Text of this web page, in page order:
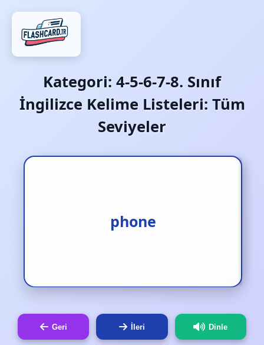
Kategori: 4-5-6-7-8. Sınıf
İngilizce Kelime Listeleri: Tüm
Seviyeler
phone
telefon yada aramak
Geri İleri Dinle